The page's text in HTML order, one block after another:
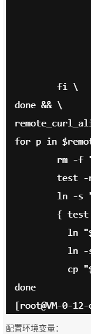
配置环境变量：